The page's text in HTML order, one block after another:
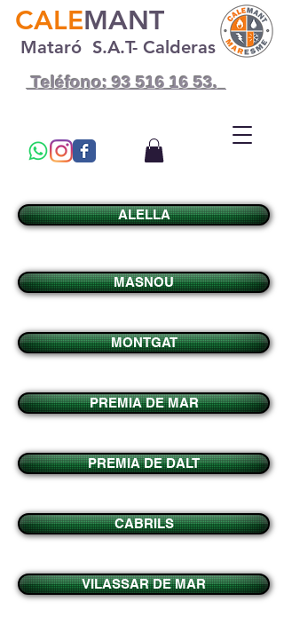
CALEMANT
Mataró S.A.T- Calderas
Teléfono: 93 516 16 53.
ALELLA
MASNOU
MONTGAT
PREMIA DE MAR
PREMIA DE DALT
CABRILS
VILASSAR DE MAR